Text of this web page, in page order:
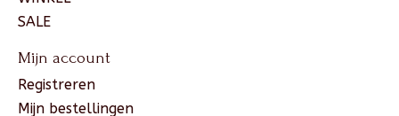
SALE
Mijn account
Registreren
Mijn bestellingen